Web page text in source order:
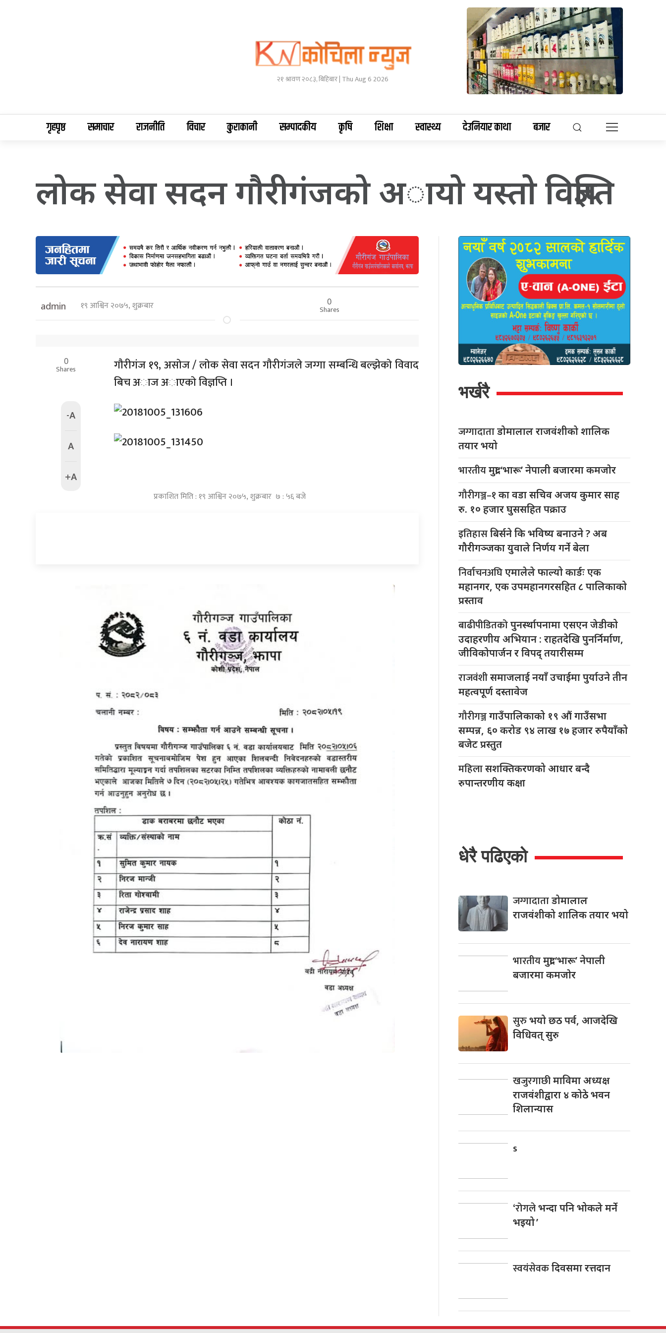
२१ श्रावण २०८३, बिहिबार | Thu Aug 6 2026
गृहपृष्ठ समाचार राजनीति विचार कुराकानी सम्पादकीय कृषि शिक्षा स्वास्थ्य देउनियार काथा बजार
लाेक सेवा सदन गाैरीगंजकाे अायाे यस्ताे विज्ञप्ति
admin १९ आश्विन २०७५, शुक्रबार 0
Shares
0
Shares
-A
A
+A
गाैरीगंज १९, असाेज / लाेक सेवा सदन गाैरीगंजले जग्गा सम्बन्धि बल्झेकाे विवाद
बिच अाज अाएकाे विज्ञप्ति ।
प्रकाशित मिति : १९ आश्विन २०७५, शुक्रबार ७ : ५६ बजे
भर्खरै
जग्गादाताडोमालाल राजवंशीको शालिक
तयार भयो
भारतीयमुद्रा ‘भारू’ नेपाली बजारमा कमजाेर
गौरीगञ्ज–१का वडा सचिव अजय कुमार साह
रु. १० हजार घुससहित पक्राउ
इतिहासबिर्सने कि भविष्य बनाउने ? अब
गौरीगञ्जका युवाले निर्णय गर्ने बेला
निर्वाचनअघिएमालेले फाल्यो कार्डः एक
महानगर, एक उपमहानगरसहित ८ पालिकाको
प्रस्ताव
बाढीपीडितकोपुनर्स्थापनामा एसएन जेडीको
उदाहरणीय अभियान : राहतदेखि पुनर्निर्माण,
जीविकोपार्जन र विपद् तयारीसम्म
राजवंशीसमाजलाई नयाँ उचाईमा पुर्याउने तीन
महत्वपूर्ण दस्तावेज
गौरीगञ्जगाउँपालिकाको १९ औं गाउँसभा
सम्पन्न, ६० करोड ९४ लाख १७ हजार रुपैयाँको
बजेट प्रस्तुत
महिलासशक्तिकरणको आधार बन्दै
रुपान्तरणीय कक्षा
धेरै पढिएको
जग्गादाताडोमालाल
राजवंशीको शालिक तयार भयो
भारतीयमुद्रा ‘भारू’ नेपाली
बजारमा कमजाेर
सुरुभयो छठ पर्व, आजदेखि
विधिवत् सुरु
खजुरगाछीमाविमा अध्यक्ष
राजवंशीद्वारा ४ कोठे भवन
शिलान्यास
s
‘रोगलेभन्दा पनि भोकले मर्ने
भइयो ’
स्वयंसेवकदिवसमा रत्तदान